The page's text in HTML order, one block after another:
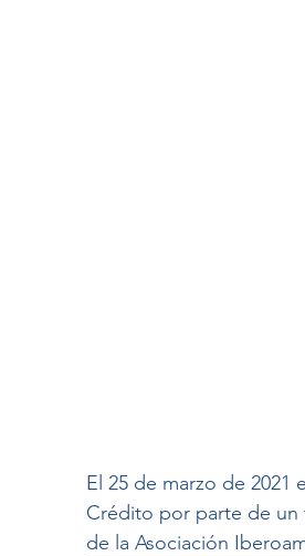
El 25 de marzo de
Crédito por parte de un
de la Asociación